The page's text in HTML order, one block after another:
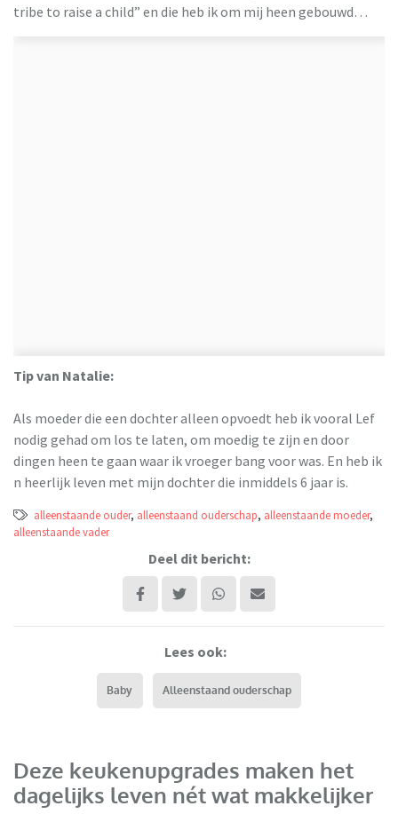
tribe to raise a child” en die heb ik om mij heen gebouwd…
Tip van Natalie:
Als moeder die een dochter alleen opvoedt heb ik vooral Lef
nodig gehad om los te laten, om moedig te zijn en door
dingen heen te gaan waar ik vroeger bang voor was. En heb ik
n heerlijk leven met mijn dochter die inmiddels 6 jaar is.
alleenstaande ouder, alleenstaand ouderschap, alleenstaande moeder,
alleenstaande vader
Deel dit bericht:
Lees ook:
Baby Alleenstaand ouderschap
Deze keukenupgrades maken het
dagelijks leven nét wat makkelijker